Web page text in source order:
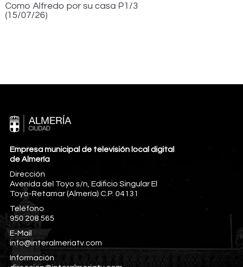
Como Alfredo por su casa P1/3
(15/07/26)
Empresa municipal de televisión local digital
de Almería
Dirección
Avenida del Toyo s/n, Edificio Singular El
Toyo-Retamar (Almería) C.P. 04131
Teléfono
950 208 565
E-Mail
info@interalmeriatv.com
Información